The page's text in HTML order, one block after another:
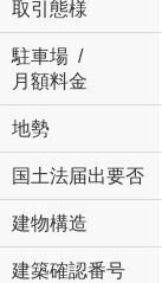
取引態様
駐車場 /
月額料金
地勢
国土法届出要否
建物構造
建築確認番号